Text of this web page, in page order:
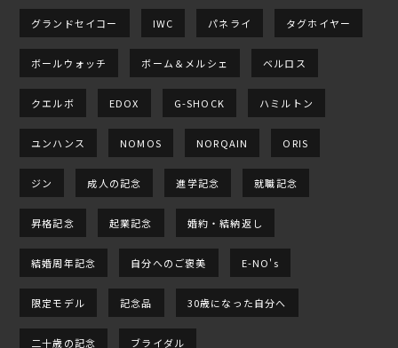
グランドセイコー IWC パネライ タグホイヤー
ボールウォッチ ボーム＆メルシェ ベルロス
クエルボ EDOX G-SHOCK ハミルトン
ユンハンス NOMOS NORQAIN ORIS
ジン 成人の記念 進学記念 就職記念
昇格記念 起業記念 婚約・結納返し
結婚周年記念 自分へのご褒美 E-NO's
限定モデル 記念品 30歳になった自分へ
二十歳の記念 ブライダル